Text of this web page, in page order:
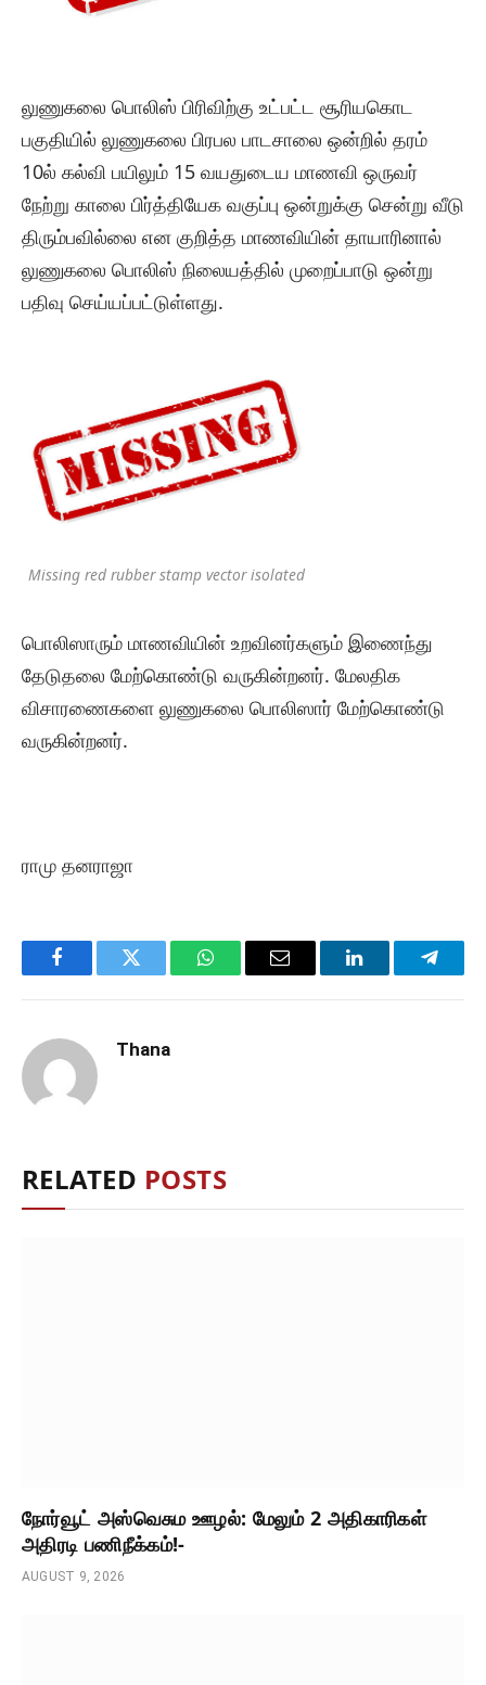
லுணுகலை பொலிஸ் பிரிவிற்கு உட்பட்ட சூரியகொட
பகுதியில் லுணுகலை பிரபல பாடசாலை ஒன்றில் தரம்
10ல் கல்வி பயிலும் 15 வயதுடைய மாணவி ஒருவர்
நேற்று காலை பிர்த்தியேக வகுப்பு ஒன்றுக்கு சென்று வீடு
திரும்பவில்லை என குறித்த மாணவியின் தாயாரினால்
லுணுகலை பொலிஸ் நிலையத்தில் முறைப்பாடு ஒன்று
பதிவு செய்யப்பட்டுள்ளது.
Missing red rubber stamp vector isolated
பொலிஸாரும் மாணவியின் உறவினர்களும் இணைந்து
தேடுதலை மேற்கொண்டு வருகின்றனர். மேலதிக
விசாரணைகளை லுணுகலை பொலிஸார் மேற்கொண்டு
வருகின்றனர்.
ராமு தனராஜா
FacebookTwitter WhatsAppEmail LinkedIn
Thana
RELATED POSTS
நோர்வூட் அஸ்வெசும ஊழல்: மேலும் 2 அதிகாரிகள்
அதிரடி பணிநீக்கம்!-
AUGUST 9, 2026